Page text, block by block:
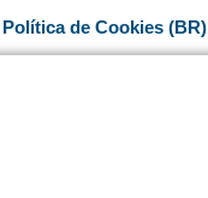
Política de Cookies (BR)